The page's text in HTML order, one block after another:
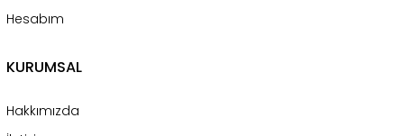
Hesabım
KURUMSAL
Hakkımızda